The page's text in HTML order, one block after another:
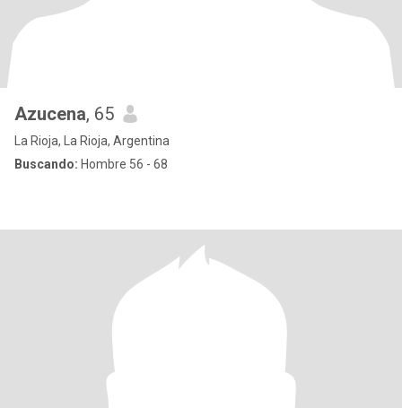
Azucena, 65
La Rioja, La Rioja, Argentina
Buscando: Hombre 56 - 68